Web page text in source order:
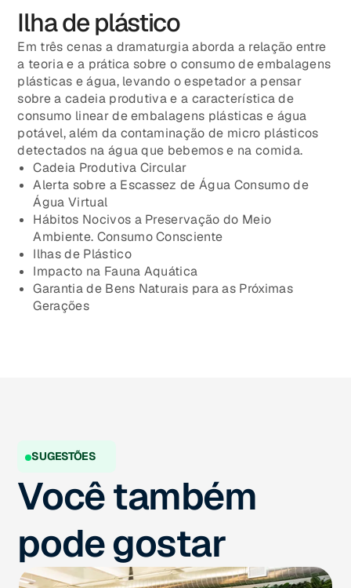
Ilha de plástico
Em três cenas a dramaturgia aborda a relação entre
a teoria e a prática sobre o consumo de embalagens
plásticas e água, levando o espetador a pensar
sobre a cadeia produtiva e a característica de
consumo linear de embalagens plásticas e água
potável, além da contaminação de micro plásticos
detectados na água que bebemos e na comida.
Cadeia Produtiva Circular
Alerta sobre a Escassez de Água Consumo de
Água Virtual
Hábitos Nocivos a Preservação do Meio
Ambiente. Consumo Consciente
Ilhas de Plástico
Impacto na Fauna Aquática
Garantia de Bens Naturais para as Próximas
Gerações
SUGESTÕES
Você também
pode gostar